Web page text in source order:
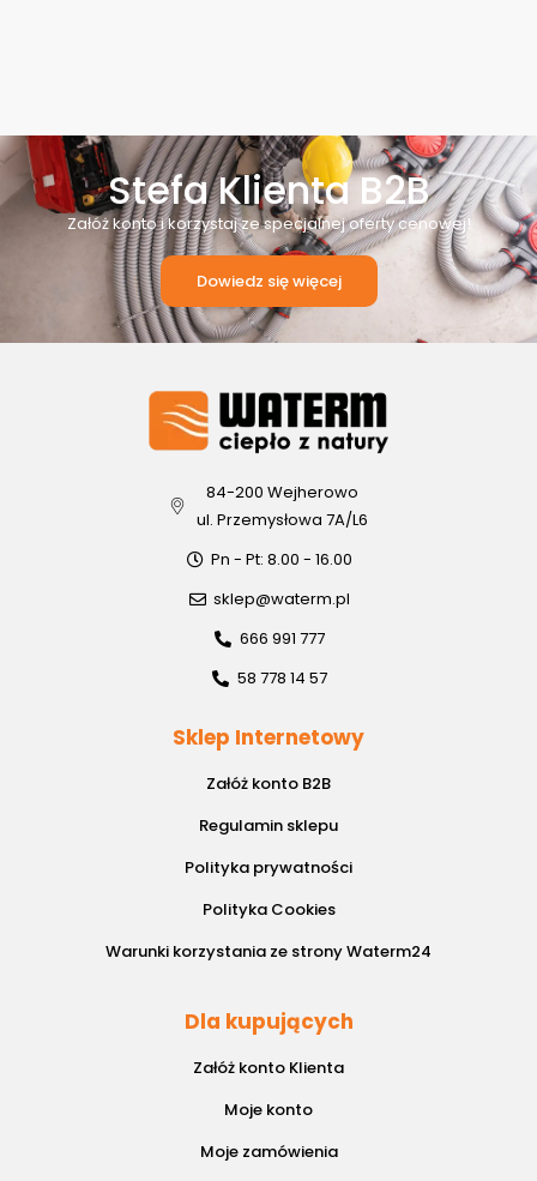
Stefa Klienta B2B
Załóż konto i korzystaj ze specjalnej oferty cenowej!
Dowiedz się więcej
84-200 Wejherowo
ul. Przemysłowa 7A/L6
Pn - Pt: 8.00 - 16.00
sklep@waterm.pl
666 991 777
58 778 14 57
Sklep Internetowy
Załóż konto B2B
Regulamin sklepu
Polityka prywatności
Polityka Cookies
Warunki korzystania ze strony Waterm24
Dla kupujących
Załóż konto Klienta
Moje konto
Moje zamówienia